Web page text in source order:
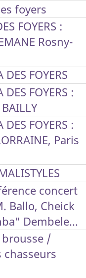
foyers
FOYERS :
Rosny-
FOYERS
FOYERS :
FOYERS :
Paris
concert
Ballo, Cheick
Dembele...
/